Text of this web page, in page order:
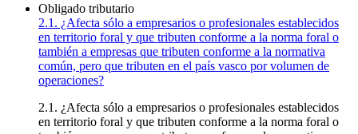
Obligado tributario
2.1. ¿Afecta sólo a empresarios o profesionales establecidos
en territorio foral y que tributen conforme a la norma foral o
también a empresas que tributen conforme a la normativa
común, pero que tributen en el país vasco por volumen de
operaciones?
2.1. ¿Afecta sólo a empresarios o profesionales establecidos
en territorio foral y que tributen conforme a la norma foral o